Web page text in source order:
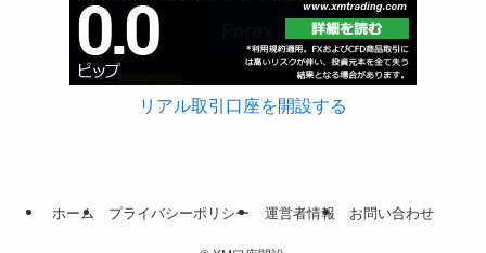
リアル取引口座を開設する
ホーム プライバシーポリシー 運営者情報 お問い合わせ